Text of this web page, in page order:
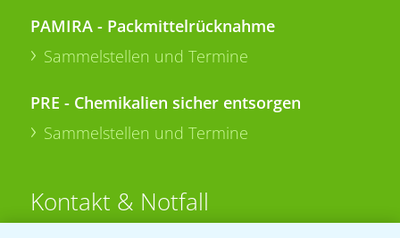
PAMIRA - Packmittelrücknahme
Sammelstellen und Termine
PRE - Chemikalien sicher entsorgen
Sammelstellen und Termine
Kontakt & Notfall